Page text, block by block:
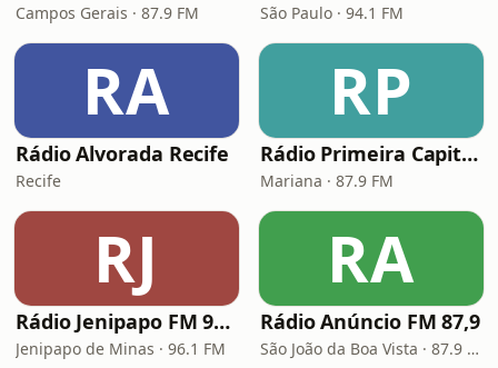
Campos Gerais · 87.9 FM São Paulo · 94.1 FM
RA
Rádio Alvorada Recife
Recife
RP
Rádio Primeira Capital 87.9 FM
Mariana · 87.9 FM
RJ
Rádio Jenipapo FM 96.1
Jenipapo de Minas · 96.1 FM
RA
Rádio Anúncio FM 87,9
São João da Boa Vista · 87.9 FM